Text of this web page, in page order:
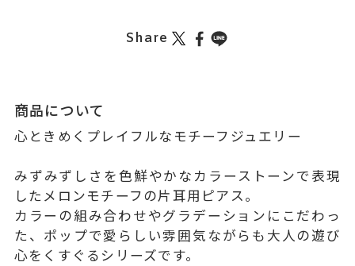
Share
商品について
心ときめくプレイフルなモチーフジュエリー
みずみずしさを色鮮やかなカラーストーンで表現
したメロンモチーフの片耳用ピアス。
カラーの組み合わせやグラデーションにこだわっ
た、ポップで愛らしい雰囲気ながらも大人の遊び
心をくすぐるシリーズです。